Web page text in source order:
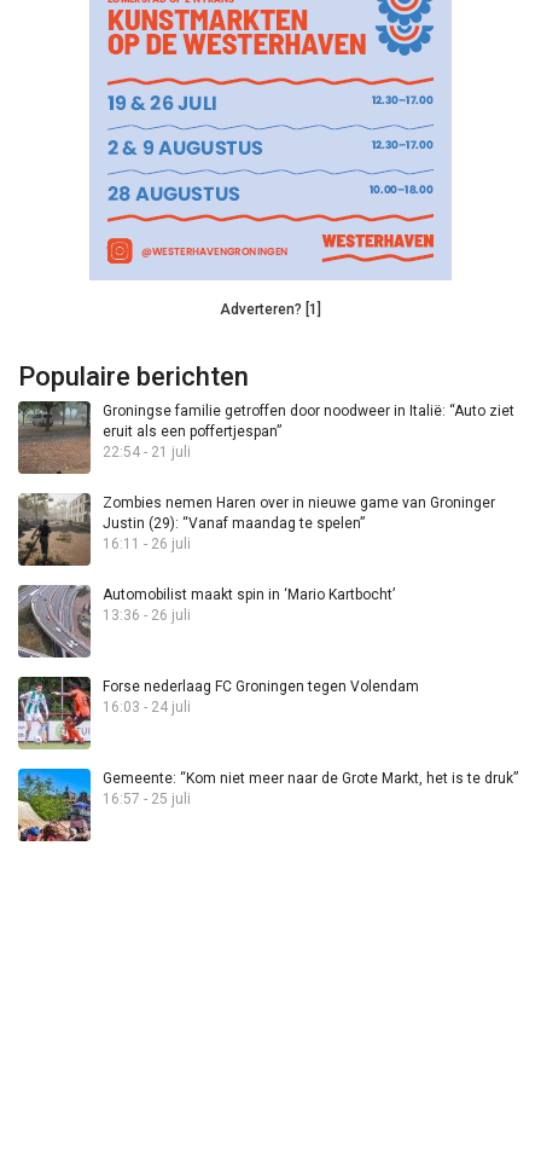
Adverteren? [1]
Populaire berichten
Groningse familie getroffen door noodweer in Italië: “Auto ziet
eruit als een poffertjespan”
22:54 - 21 juli
Zombies nemen Haren over in nieuwe game van Groninger
Justin (29): “Vanaf maandag te spelen”
16:11 - 26 juli
Automobilist maakt spin in ‘Mario Kartbocht’
13:36 - 26 juli
Forse nederlaag FC Groningen tegen Volendam
16:03 - 24 juli
Gemeente: “Kom niet meer naar de Grote Markt, het is te druk”
16:57 - 25 juli